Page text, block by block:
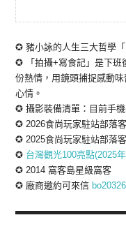
✪ 豬小詠的人生三大哲學「
✪ 「拍攝+寫食記」是下班
份熱情，用鏡頭捕捉感動
心情。
✪ 攝影裝備清單：目前手
✪ 2026食尚玩家駐站部落客
✪ 2025食尚玩家駐站部落客
✪ 台灣觀光100亮點(2025
✪ 2014 窩客島星級窩客
✪ 廠商邀約可來信